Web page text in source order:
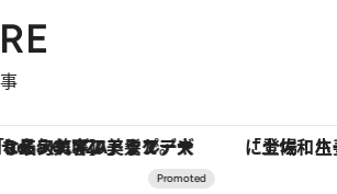
「土佐和ハーブかき氷」がOMO7高知に登場！生姜、山椒、大葉など目にも舌にも涼を呼ぶ郷土の味